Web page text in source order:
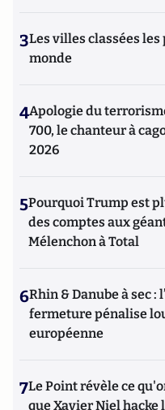
3Les villes classées
monde
4Apologie du
700, le chanteur à
2026
5Pourquoi Trump est
des comptes aux
Mélenchon à Total
6Rhin & Danube à sec :
fermeture pénalise
européenne
7Le Point révèle ce
que Xavier Niel hacke